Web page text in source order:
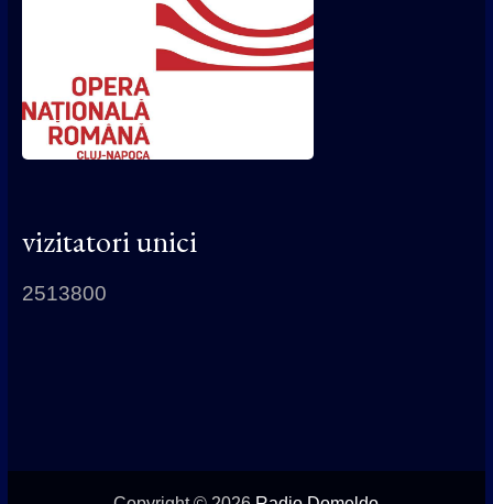
vizitatori unici
2513800